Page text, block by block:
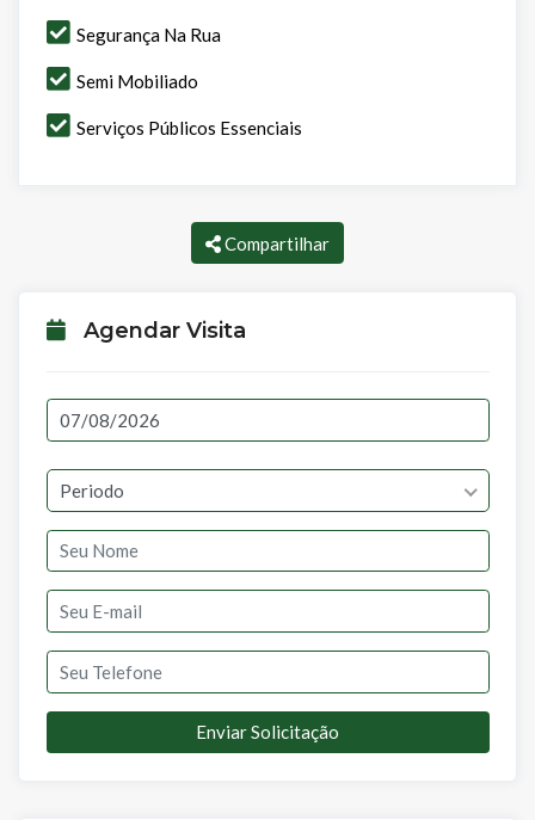
Segurança Na Rua
Semi Mobiliado
Serviços Públicos Essenciais
Compartilhar
Agendar Visita
Periodo
Enviar Solicitação